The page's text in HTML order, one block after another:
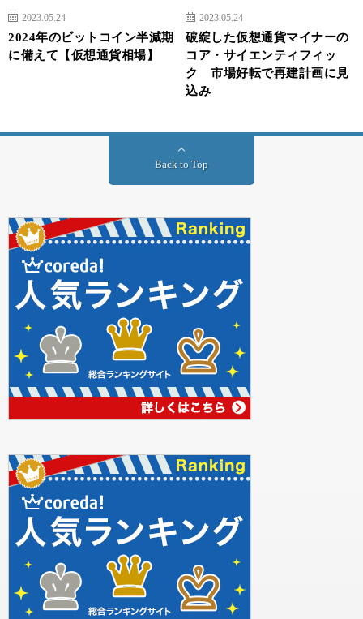
2023.05.24
2024年のビットコイン半減期
に備えて【仮想通貨相場】
2023.05.24
破綻した仮想通貨マイナーの
コア・サイエンティフィッ
ク 市場好転で再建計画に見
込み
Back to Top